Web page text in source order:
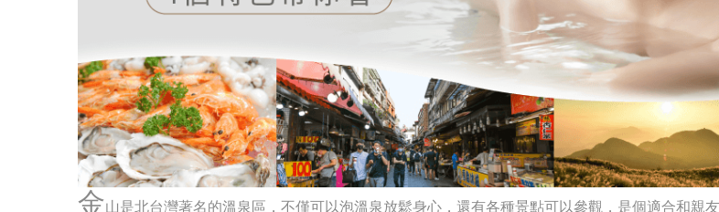
金山是北台灣著名的溫泉區，不僅可以泡溫泉放鬆身心，還有各種景點可以參觀，是個適合和親